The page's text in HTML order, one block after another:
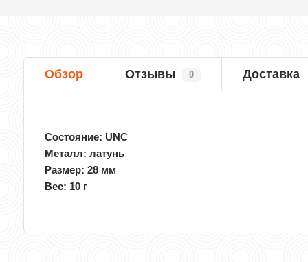
Обзор Отзывы 0 Доставка
Состояние: UNC
Металл: латунь
Размер: 28 мм
Вес: 10 г